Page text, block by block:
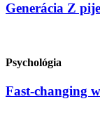
Generácia Z
Psychológia
Fast-changing